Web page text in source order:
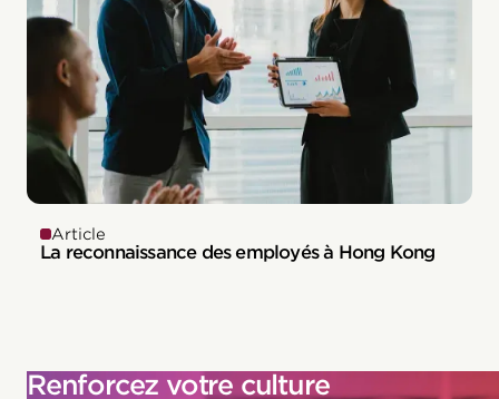
Article
La reconnaissance des employés à Hong Kong
Renforcez votre culture